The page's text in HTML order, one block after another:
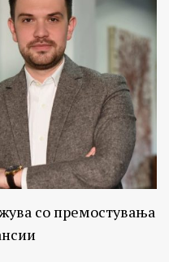
со премостувања